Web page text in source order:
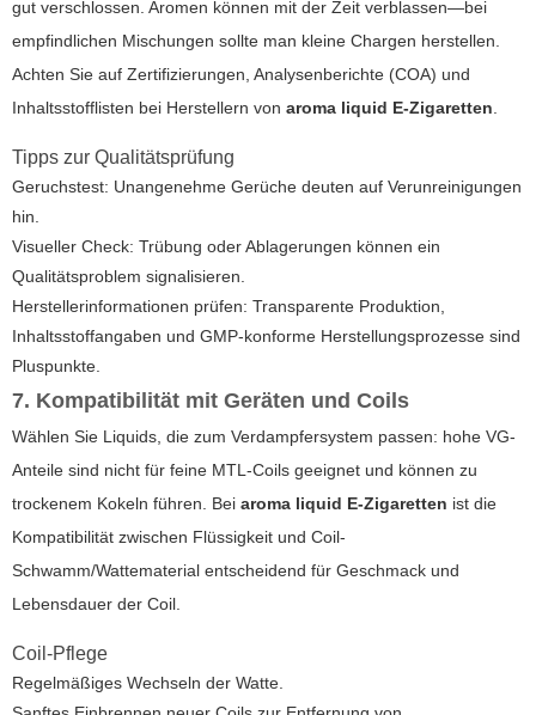
gut verschlossen. Aromen können mit der Zeit verblassen—bei
empfindlichen Mischungen sollte man kleine Chargen herstellen.
Achten Sie auf Zertifizierungen, Analysenberichte (COA) und
Inhaltsstofflisten bei Herstellern von aroma liquid E-Zigaretten
Tipps zur Qualitätsprüfung
Geruchstest: Unangenehme Gerüche deuten auf Verunreinigungen
hin.
Visueller Check: Trübung oder Ablagerungen können ein
Qualitätsproblem signalisieren.
Herstellerinformationen prüfen: Transparente Produktion,
Inhaltsstoffangaben und GMP-konforme Herstellungsprozesse sind
Pluspunkte.
7. Kompatibilität mit Geräten und Coils
Wählen Sie Liquids, die zum Verdampfersystem passen: hohe VG-
Anteile sind nicht für feine MTL-Coils geeignet und können zu
trockenem Kokeln führen. Bei aroma liquid E-Zigaretten ist die
Kompatibilität zwischen Flüssigkeit und Coil-
Schwamm/Wattematerial entscheidend für Geschmack und
Lebensdauer der Coil.
Coil-Pflege
Regelmäßiges Wechseln der Watte.